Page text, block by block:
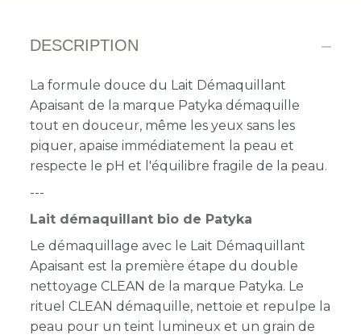
DESCRIPTION
La formule douce du Lait Démaquillant
Apaisant de la marque Patyka démaquille
tout en douceur, même les yeux sans les
piquer, apaise immédiatement la peau et
respecte le pH et l'équilibre fragile de la peau.
---
Lait démaquillant bio de Patyka
Le démaquillage avec le Lait Démaquillant
Apaisant est la première étape du double
nettoyage CLEAN de la marque Patyka. Le
rituel CLEAN démaquille, nettoie et repulpe la
peau pour un teint lumineux et un grain de